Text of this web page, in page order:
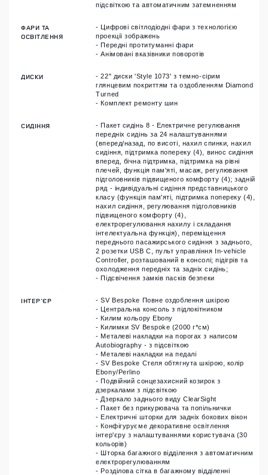
підсвіткою та автоматичним затемненням
ФАРИ ТА
ОСВІТЛЕННЯ
- Цифрові світлодіодні фари з технологією
проекції зображень
- Передні протитуманні фари
- Анімовані вказівники поворотів
ДИСКИ
- 22" диски 'Style 1073' з темно-сірим
глянцевим покриттям та оздобленням Diamond
Turned
- Комплект ремонту шин
СИДІННЯ
- Пакет сидінь 8 - Електричне регулювання
передніх сидінь за 24 налаштуваннями
(вперед/назад, по висоті, нахил спинки, нахил
сидіння, підтримка попереку (4), винос сидіння
вперед, бічна підтримка, підтримка на рівні
плечей, функція пам'яті, масаж, регулювання
підголовників підвищеного комфорту (4); задній
ряд - індивідуальні сидіння представницького
класу (функція пам'яті, підтримка попереку (4),
нахил сидіння, регулювання підголовників
підвищеного комфорту (4),
електрорегулювання нахилу і складання
інтелектуальна функція), переміщення
переднього пасажирського сидіння з заднього,
2 розетки USB C, пульт управління In-vehicle
Controller, розташований в консолі; підігрів та
охолодження передніх та задніх сидінь;
- Підсвічення замків пасків безпеки
ІНТЕР'ЄР
- SV Bespoke Повне оздоблення шкірою
- Центральна консоль з підлокітником
- Килим кольору Ebony
- Килимки SV Bespoke (2000 г*см)
- Металеві накладки на порогах з написом
Autobiography - з підсвіткою
- Металеві накладки на педалі
- SV Bespoke Стеля обтягнута шкірою, колір
Ebony/Perlino
- Подвійний сонцезахисний козирок з
дзеркалами з підсвіткою
- Дзеркало заднього виду ClearSight
- Пакет без прикурювача та попільнички
- Електричні шторки для задніх бокових вікон
- Конфігуруєме декоративне освітлення
інтер'єру з налаштуваннями користувача (30
кольорів)
- Шторка багажного відділення з автоматичним
електрорегулюванням
- Розділова сітка в багажному відділенні